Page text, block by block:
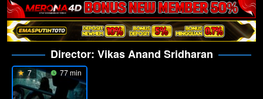
Director: Vikas Anand Sridharan
7 77 min